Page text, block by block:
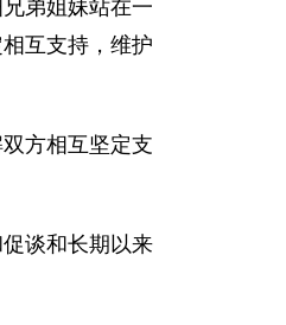
弟姐妹站在一
互支持，维护
方相互坚定支
谈和长期以来